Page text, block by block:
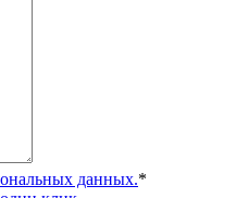
данных.*